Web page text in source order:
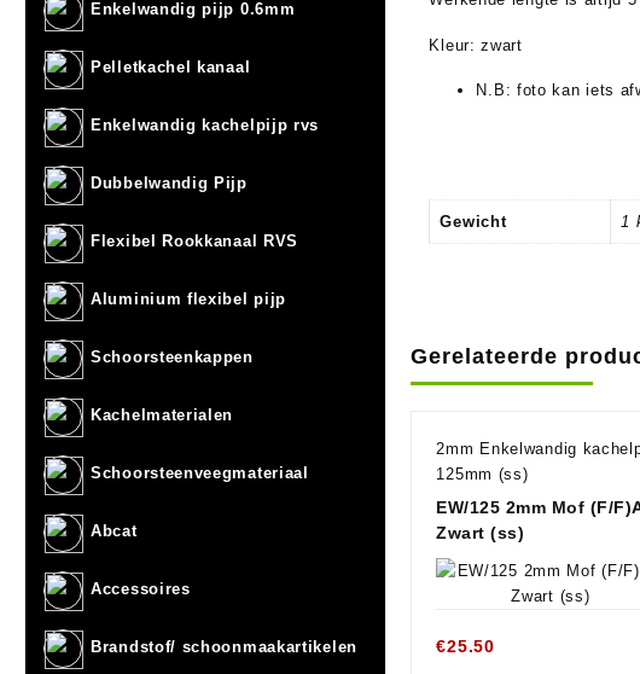
Enkelwandig pijp 0.6mm
Pelletkachel kanaal
Enkelwandig kachelpijp rvs
Dubbelwandig Pijp
Flexibel Rookkanaal RVS
Aluminium flexibel pijp
Schoorsteenkappen
Kachelmaterialen
Schoorsteenveegmateriaal
Abcat
Accessoires
Brandstof/ schoonmaakartikelen
Kleur: zwart
N.B: foto kan iets
Gewicht 1
Gerelateerde
2mm Enkelwandig
125mm (ss)
EW/125 2mm Mof (F/
Zwart (ss)
€25.50